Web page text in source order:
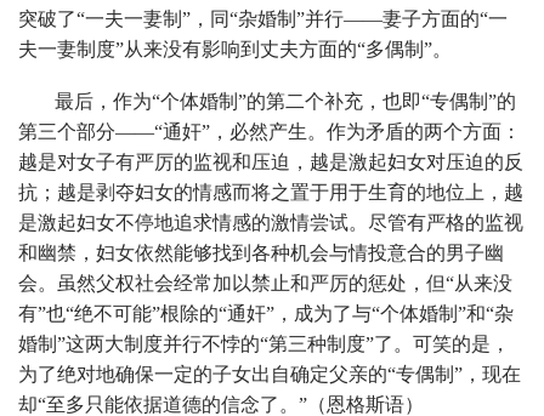
突破了“一夫一妻制”，同“杂婚制”并行——妻子方面的“一
夫一妻制度”从来没有影响到丈夫方面的“多偶制”。
最后，作为“个体婚制”的第二个补充，也即“专偶制”的
第三个部分——“通奸”，必然产生。作为矛盾的两个方面：
越是对女子有严厉的监视和压迫，越是激起妇女对压迫的反
抗；越是剥夺妇女的情感而将之置于用于生育的地位上，越
是激起妇女不停地追求情感的激情尝试。尽管有严格的监视
和幽禁，妇女依然能够找到各种机会与情投意合的男子幽
会。虽然父权社会经常加以禁止和严厉的惩处，但“从来没
有”也“绝不可能”根除的“通奸”，成为了与“个体婚制”和“杂
婚制”这两大制度并行不悖的“第三种制度”了。可笑的是，
为了绝对地确保一定的子女出自确定父亲的“专偶制”，现在
却“至多只能依据道德的信念了。”（恩格斯语）